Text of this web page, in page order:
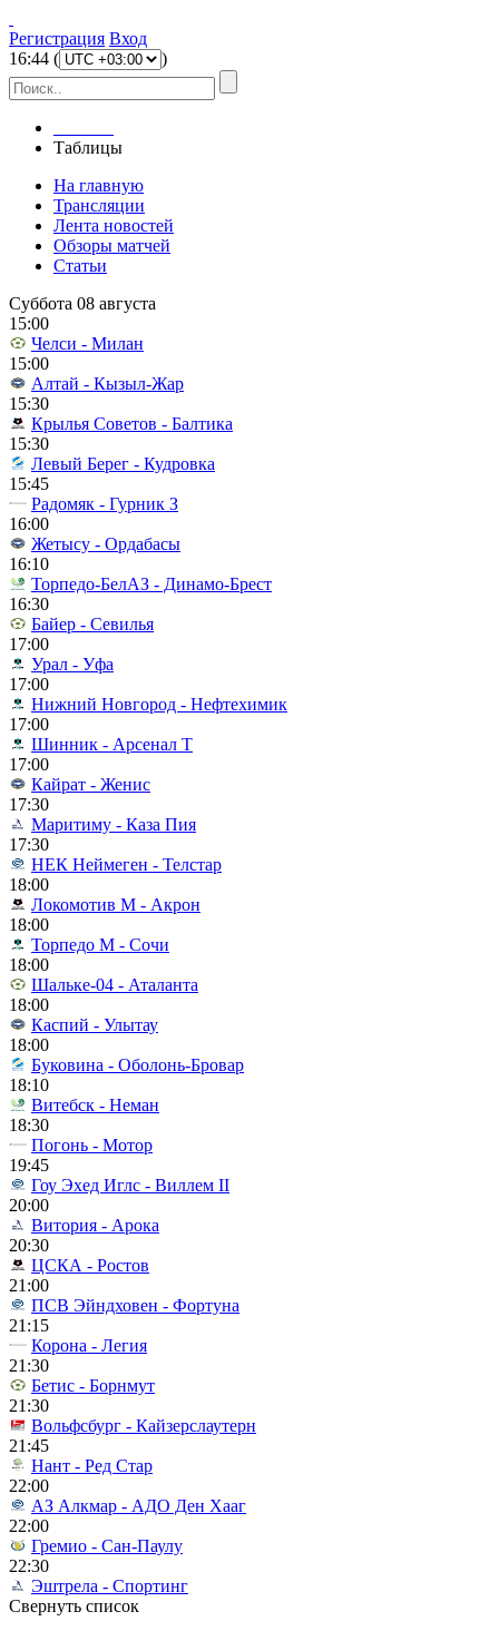
Регистрация Вход
16:44 ( )
Таблицы
На главную
Трансляции
Лента новостей
Обзоры матчей
Статьи
Суббота 08 августа
15:00
Челси - Милан
15:00
Алтай - Кызыл-Жар
15:30
Крылья Советов - Балтика
15:30
Левый Берег - Кудровка
15:45
Радомяк - Гурник З
16:00
Жетысу - Ордабасы
16:10
Торпедо-БелАЗ - Динамо-Брест
16:30
Байер - Севилья
17:00
Урал - Уфа
17:00
Нижний Новгород - Нефтехимик
17:00
Шинник - Арсенал Т
17:00
Кайрат - Женис
17:30
Маритиму - Каза Пия
17:30
НЕК Неймеген - Телстар
18:00
Локомотив М - Акрон
18:00
Торпедо М - Сочи
18:00
Шальке-04 - Аталанта
18:00
Каспий - Улытау
18:00
Буковина - Оболонь-Бровар
18:10
Витебск - Неман
18:30
Погонь - Мотор
19:45
Гоу Эхед Иглс - Виллем II
20:00
Витория - Арока
20:30
ЦСКА - Ростов
21:00
ПСВ Эйндховен - Фортуна
21:15
Корона - Легия
21:30
Бетис - Борнмут
21:30
Вольфсбург - Кайзерслаутерн
21:45
Нант - Ред Стар
22:00
АЗ Алкмар - АДО Ден Хааг
22:00
Гремио - Сан-Паулу
22:30
Эштрела - Спортинг
Свернуть список